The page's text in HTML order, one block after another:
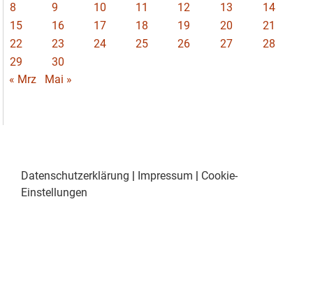
8
9 10 11 12 13
14
15
16 17 18 19 20
21
22
23 24 25 26 27
28
29
30
« Mrz
Mai »
Datenschutzerklärung Impressum
Cookie-
Einstellungen